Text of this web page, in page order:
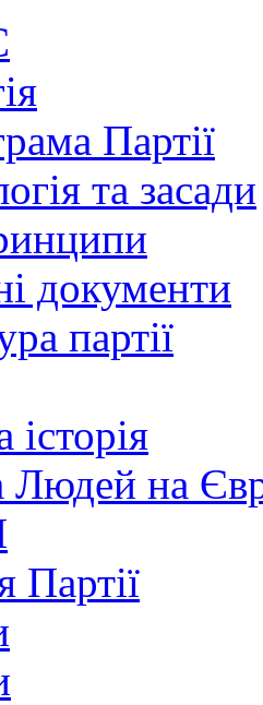
Партії
та засади
документи
партії
Людей на
Партії